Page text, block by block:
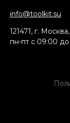
info@toolkit.su
121471, г.
пн-пт c 09:00 до